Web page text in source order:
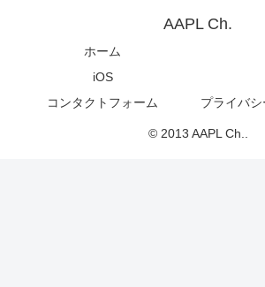
AAPL Ch.
ホーム
iOS
コンタクトフォーム
プライバ
© 2013 AAPL Ch..